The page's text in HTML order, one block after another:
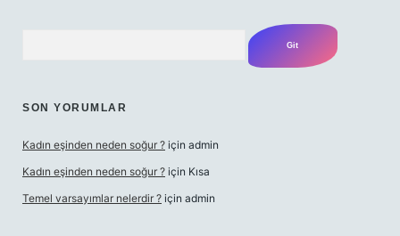
SON YORUMLAR
Kadın eşinden neden soğur ? için admin
Kadın eşinden neden soğur ? için Kısa
Temel varsayımlar nelerdir ? için admin